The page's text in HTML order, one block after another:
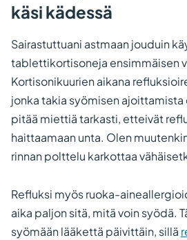
käsi kädessä
Sairastuttuani astmaan jouduin
tablettikortisoneja ensimmäisen
Kortisonikuurien aikana
jonka takia syömisen
pitää miettiä tarkasti, etteivät
haittaamaan unta. Olen
rinnan polttelu karkottaa
Refluksi myös ruoka-
aika paljon sitä, mitä voin syödä.
syömään lääkettä päivittäin, sillä